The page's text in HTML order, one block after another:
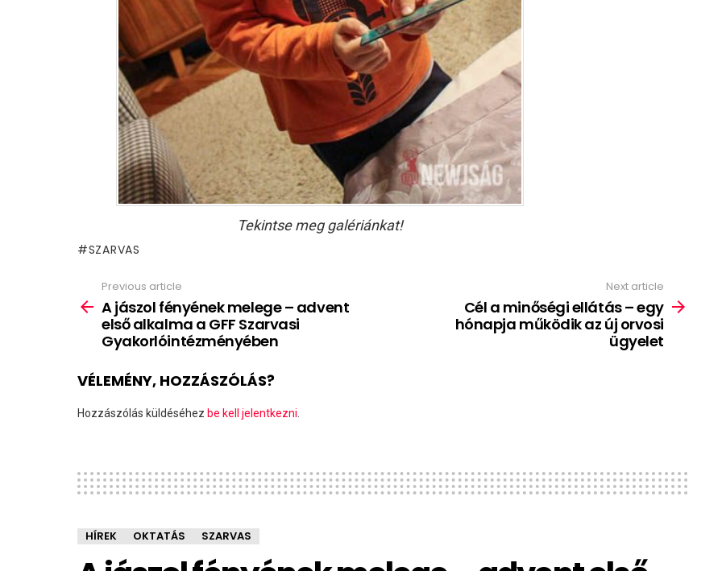
Tekintse meg galériánkat!
SZARVAS
more
Previous article
​​A jászol fényének melege​ – advent
első alkalma a GFF Szarvasi
Gyakorlóintézményében
Next article
Cél a minőségi ellátás – egy
hónapja működik az új orvosi
ügyelet
VÉLEMÉNY, HOZZÁSZÓLÁS?
Hozzászólás küldéséhez be kell jelentkezni
HÍREK OKTATÁS SZARVAS